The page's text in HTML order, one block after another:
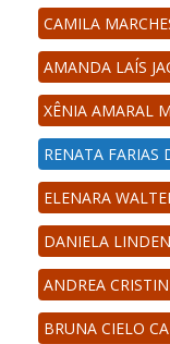
CAMILA
AMANDA LAÍS
XÊNIA AMARAL
RENATA FARIAS
ELENARA
DANIELA
ANDREA
BRUNA CIELO